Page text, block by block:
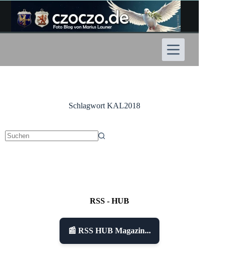
Inhalt
springen
Schlagwort KAL2018
RSS - HUB
📰 RSS HUB Magazin...